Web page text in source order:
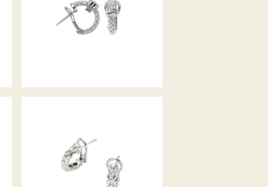
CREOLEN EKA TINY
KOLLEKTION